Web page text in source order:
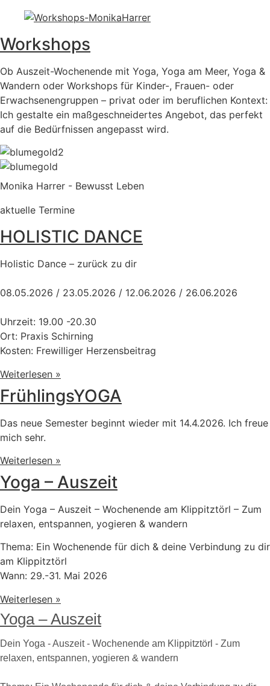
Workshops
Ob Auszeit-Wochenende mit Yoga, Yoga am Meer, Yoga &
Wandern oder Workshops für Kinder-, Frauen- oder
Erwachsenengruppen – privat oder im beruflichen Kontext:
Ich gestalte ein maßgeschneidertes Angebot, das perfekt
auf die Bedürfnissen angepasst wird.
Monika Harrer - Bewusst Leben
aktuelle Termine
HOLISTIC DANCE
Holistic Dance – zurück zu dir
08.05.2026 / 23.05.2026 / 12.06.2026 / 26.06.2026
Uhrzeit: 19.00 -20.30
Ort: Praxis Schirning
Kosten: Frewilliger Herzensbeitrag
Weiterlesen »
FrühlingsYOGA
Das neue Semester beginnt wieder mit 14.4.2026. Ich freue
mich sehr.
Weiterlesen »
Yoga – Auszeit
Dein Yoga – Auszeit – Wochenende am Klippitztörl – Zum
relaxen, entspannen, yogieren & wandern
Thema: Ein Wochenende für dich & deine Verbindung zu dir
am Klippitztörl
Wann: 29.-31. Mai 2026
Weiterlesen »
Yoga – Auszeit
Dein Yoga - Auszeit - Wochenende am Klippitztörl - Zum
relaxen, entspannen, yogieren & wandern